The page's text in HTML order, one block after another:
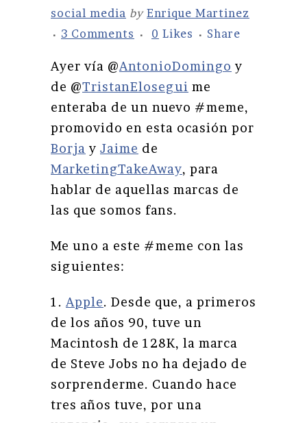
social media by Enrique Martinez
3 Comments
0 Likes Share
Ayer vía @AntonioDomingo y
de @TristanElosegui me
enteraba de un nuevo #meme,
promovido en esta ocasión por
Borja y Jaime de
MarketingTakeAway, para
hablar de aquellas marcas de
las que somos fans.
Me uno a este #meme con las
siguientes:
1. Apple. Desde que, a primeros
de los años 90, tuve un
Macintosh de 128K, la marca
de Steve Jobs no ha dejado de
sorprenderme. Cuando hace
tres años tuve, por una